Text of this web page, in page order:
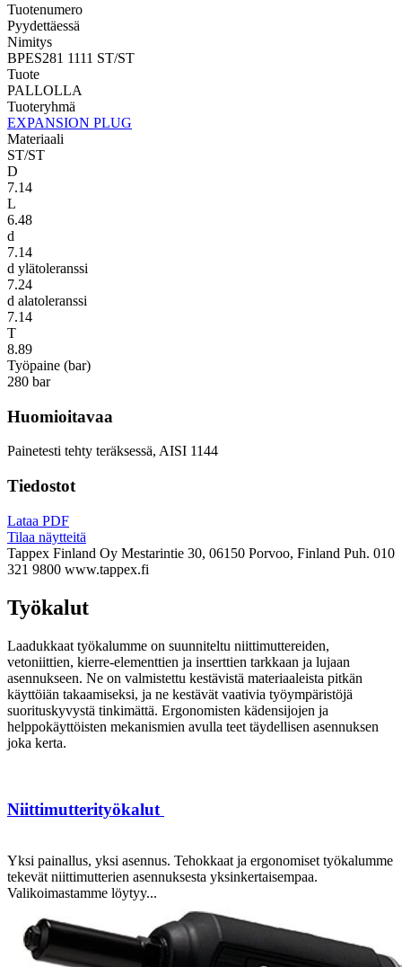
Tuotenumero
Pyydettäessä
Nimitys
BPES281 1111 ST/ST
Tuote
PALLOLLA
Tuoteryhmä
EXPANSION PLUG
Materiaali
ST/ST
D
7.14
L
6.48
d
7.14
d ylätoleranssi
7.24
d alatoleranssi
7.14
T
8.89
Työpaine (bar)
280 bar
Huomioitavaa
Painetesti tehty teräksessä, AISI 1144
Tiedostot
Lataa PDF
Tilaa näytteitä
Tappex Finland Oy Mestarintie 30, 06150 Porvoo, Finland Puh. 010
321 9800 www.tappex.fi
Työkalut
Laadukkaat työkalumme on suunniteltu niittimuttereiden,
vetoniittien, kierre-elementtien ja inserttien tarkkaan ja lujaan
asennukseen. Ne on valmistettu kestävistä materiaaleista pitkän
käyttöiän takaamiseksi, ja ne kestävät vaativia työympäristöjä
suorituskyvystä tinkimättä. Ergonomisten kädensijojen ja
helppokäyttöisten mekanismien avulla teet täydellisen asennuksen
joka kerta.
Niittimutterityökalut
Yksi painallus, yksi asennus. Tehokkaat ja ergonomiset työkalumme
tekevät niittimutterien asennuksesta yksinkertaisempaa.
Valikoimastamme löytyy...